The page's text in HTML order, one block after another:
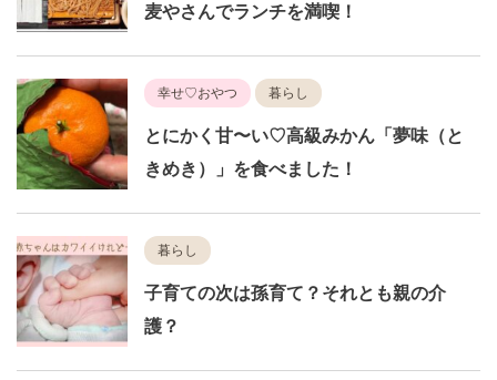
麦やさんでランチを満喫！
幸せ♡おやつ 暮らし
とにかく甘〜い♡高級みかん「夢味（と
きめき）」を食べました！
暮らし
子育ての次は孫育て？それとも親の介
護？